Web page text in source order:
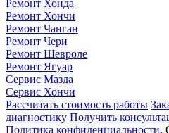
Ремонт Хонда
Ремонт Хончи
Ремонт Чанган
Ремонт Чери
Ремонт Шевроле
Ремонт Ягуар
Сервис Мазда
Сервис Хончи
Рассчитать стоимость работы
диагностику Получить
Политика конфиденциальности.